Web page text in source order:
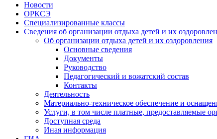
Новости
ОРКСЭ
Специализированные классы
Сведения об организации отдыха детей и их
Об организации отдыха детей и их оздоровления
Основные сведения
Документы
Руководство
Педагогический и вожатский состав
Контакты
Деятельность
Материально-техническое обеспечение и
Услуги, в том числе платные, предоставляемые
Доступная среда
Иная информация